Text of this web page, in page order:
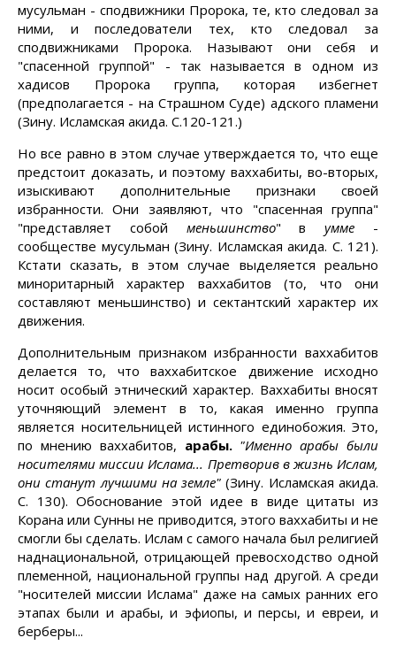
мусульман - сподвижники Пророка, те, кто следовал за
ними, и последователи тех, кто следовал за
сподвижниками Пророка. Называют они себя и
"спасенной группой" - так называется в одном из
хадисов Пророка группа, которая избегнет
(предполагается - на Страшном Суде) адского пламени
(Зину. Исламская акида. С.120-121.)
Но все равно в этом случае утверждается то, что еще
предстоит доказать, и поэтому ваххабиты, во-вторых,
изыскивают дополнительные признаки своей
избранности. Они заявляют, что "спасенная группа"
"представляет собой меньшинство" вумме -
сообществе мусульман (Зину. Исламская акида. С. 121).
Кстати сказать, в этом случае выделяется реально
миноритарный характер ваххабитов (то, что они
составляют меньшинство) и сектантский характер их
движения.
Дополнительным признаком избранности ваххабитов
делается то, что ваххабитское движение исходно
носит особый этнический характер. Ваххабиты вносят
уточняющий элемент в то, какая именно группа
является носительницей истинного единобожия. Это,
по мнению ваххабитов, арабы. "Именно арабы были
носителями миссии Ислама... Претворив в жизнь Ислам,
они станут лучшими на земле" (Зину. Исламская акида.
С. 130). Обоснование этой идее в виде цитаты из
Корана или Сунны не приводится, этого ваххабиты и не
смогли бы сделать. Ислам с самого начала был религией
наднациональной, отрицающей превосходство одной
племенной, национальной группы над другой. А среди
"носителей миссии Ислама" даже на самых ранних его
этапах были и арабы, и эфиопы, и персы, и евреи, и
берберы...